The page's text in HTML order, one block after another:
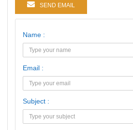
SEND EMAIL
Name :
Email :
Subject :